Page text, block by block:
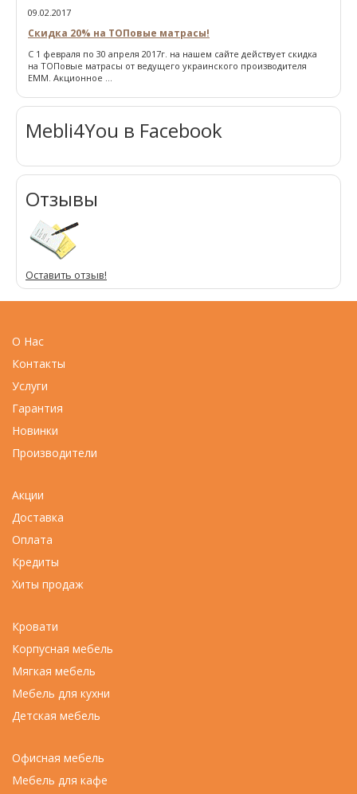
09.02.2017
Скидка 20% на ТОПовые матрасы!
С 1 февраля по 30 апреля 2017г. на нашем сайте действует скидка
на ТОПовые матрасы от ведущего украинского производителя
ЕММ. Акционное ...
Mebli4You в Facebook
Отзывы
Оставить отзыв!
О Нас
Контакты
Услуги
Гарантия
Новинки
Производители
Акции
Доставка
Оплата
Кредиты
Хиты продаж
Кровати
Корпусная мебель
Мягкая мебель
Мебель для кухни
Детская мебель
Офисная мебель
Мебель для кафе